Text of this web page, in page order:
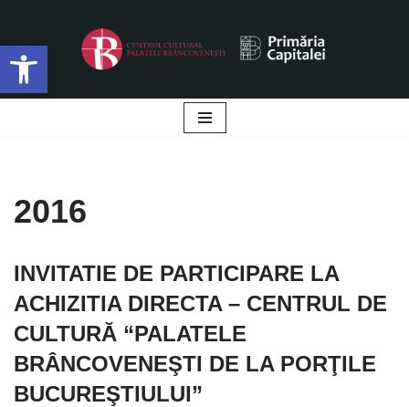
Deschide bara de unelte
Sari
la
conținut
2016
INVITATIE DE PARTICIPARE LA
ACHIZITIA DIRECTA – CENTRUL DE
CULTURĂ “PALATELE
BRÂNCOVENEŞTI DE LA PORŢILE
BUCUREŞTIULUI”